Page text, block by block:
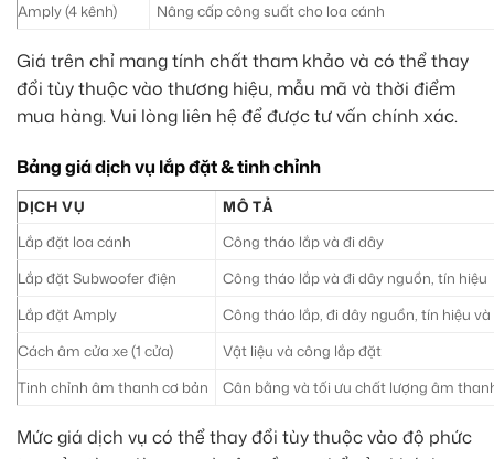
Amply (4 kênh)
Nâng cấp công suất cho loa cánh
Giá trên chỉ mang tính chất tham khảo và có thể thay
đổi tùy thuộc vào thương hiệu, mẫu mã và thời điểm
mua hàng. Vui lòng liên hệ để được tư vấn chính xác.
Bảng giá dịch vụ lắp đặt & tinh chỉnh
DỊCH VỤ
MÔ TẢ
Lắp đặt loa cánh
Công tháo lắp và đi dây
Lắp đặt Subwoofer điện
Công tháo lắp và đi dây nguồn, tín hiệu
Lắp đặt Amply
Công tháo lắp, đi dây nguồn, tín hiệu
Cách âm cửa xe (1 cửa)
Vật liệu và công lắp đặt
Tinh chỉnh âm thanh cơ bản
Cân bằng và tối ưu chất lượng âm
Mức giá dịch vụ có thể thay đổi tùy thuộc vào độ phức